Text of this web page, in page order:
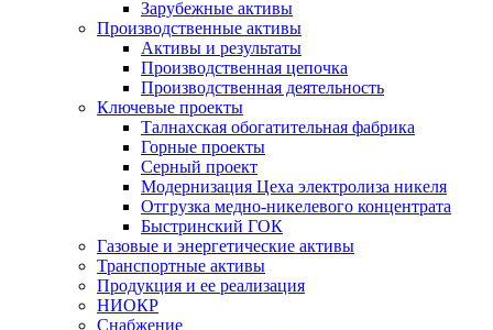
Зарубежные активы
Производственные активы
Активы и результаты
Производственная цепочка
Производственная деятельность
Ключевые проекты
Талнахская обогатительная фабрика
Горные проекты
Серный проект
Модернизация Цеха электролиза никеля
Отгрузка медно-никелевого концентрата
Быстринский ГОК
Газовые и энергетические активы
Транспортные активы
Продукция и ее реализация
НИОКР
Снабжение